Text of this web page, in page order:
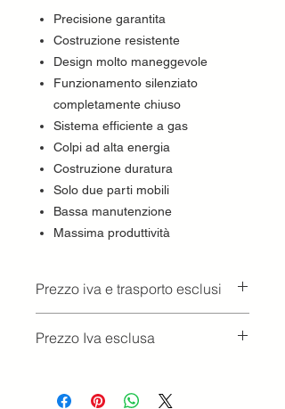
Precisione garantita
Costruzione resistente
Design molto maneggevole
Funzionamento silenziato
completamente chiuso
Sistema efficiente a gas
Colpi ad alta energia
Costruzione duratura
Solo due parti mobili
Bassa manutenzione
Massima produttività
Prezzo iva e trasporto esclusi
Prezzo Iva esclusa